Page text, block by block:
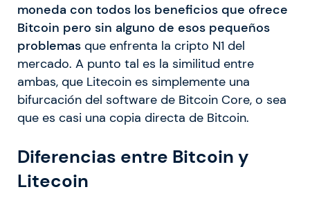
moneda con todos los beneficios que ofrece
Bitcoin pero sin alguno de esos pequeños
problemas que enfrenta la cripto N1 del
mercado. A punto tal es la similitud entre
ambas, que Litecoin es simplemente una
bifurcación del software de Bitcoin Core, o sea
que es casi una copia directa de Bitcoin.
Diferencias entre Bitcoin y
Litecoin